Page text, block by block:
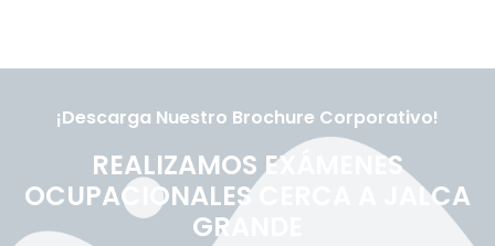
¡Descarga Nuestro Brochure Corporativo!
REALIZAMOS EXÁMENES
OCUPACIONALES CERCA A JALCA
GRANDE